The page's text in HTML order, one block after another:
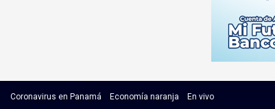
Coronavirus en Panamá Economía naranja En vivo